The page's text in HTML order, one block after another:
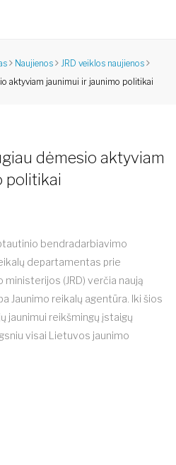
Naujienos
JRD veiklos naujienos
aktyviam jaunimui ir jaunimo politikai
dėmesio aktyviam
politikai
bendradarbiavimo
departamentas prie
(JRD) verčia naują
Jaunimo reikalų agentūra. Iki šios
jaunimui reikšmingų įstaigų
visai Lietuvos jaunimo